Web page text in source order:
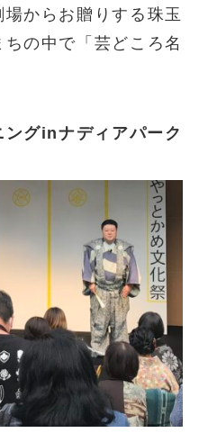
からお贈りする珠玉
の中で「芸どころ名
ングinナディアパーク